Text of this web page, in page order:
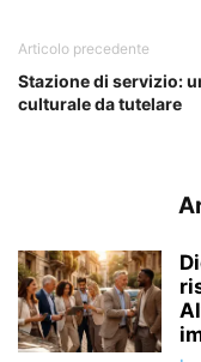
Articolo precedente
Stazione di servizio:
culturale da tutelare